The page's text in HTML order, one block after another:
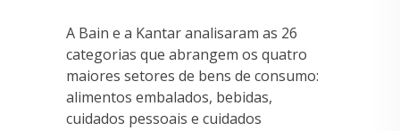
A Bain e a Kantar analisaram as 26
categorias que abrangem os quatro
maiores setores de bens de consumo:
alimentos embalados, bebidas,
cuidados pessoais e cuidados